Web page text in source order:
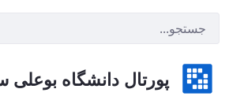
پورتال دانشگاه بوعلی